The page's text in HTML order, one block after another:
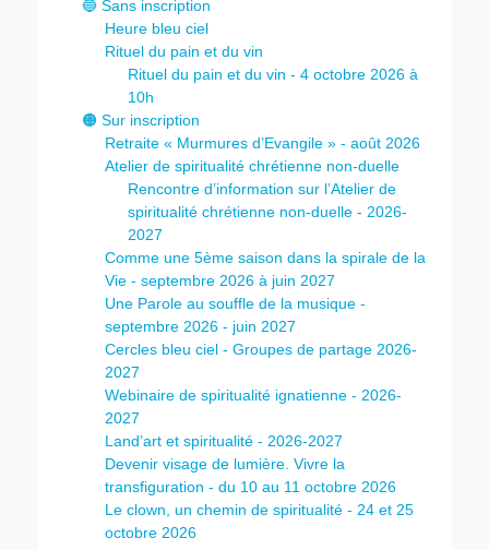
🔵 Sans inscription
Heure bleu ciel
Rituel du pain et du vin
Rituel du pain et du vin - 4 octobre 2026 à
10h
🟠 Sur inscription
Retraite « Murmures d’Evangile » - août 2026
Atelier de spiritualité chrétienne non-duelle
Rencontre d’information sur l’Atelier de
spiritualité chrétienne non-duelle - 2026-
2027
Comme une 5ème saison dans la spirale de la
Vie - septembre 2026 à juin 2027
Une Parole au souffle de la musique -
septembre 2026 - juin 2027
Cercles bleu ciel - Groupes de partage 2026-
2027
Webinaire de spiritualité ignatienne - 2026-
2027
Land’art et spiritualité - 2026-2027
Devenir visage de lumière. Vivre la
transfiguration - du 10 au 11 octobre 2026
Le clown, un chemin de spiritualité - 24 et 25
octobre 2026